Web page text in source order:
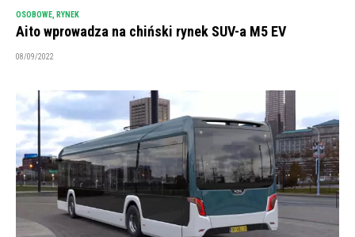
OSOBOWE RYNEK
Aito wprowadza na chiński rynek SUV-a M5 EV
08/09/2022